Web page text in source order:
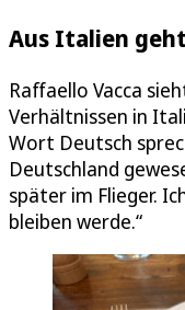
Aus Italien
Raffaello Vacca
Verhältnissen in
Wort Deutsch
Deutschland
später im Flieger.
bleiben werde.“